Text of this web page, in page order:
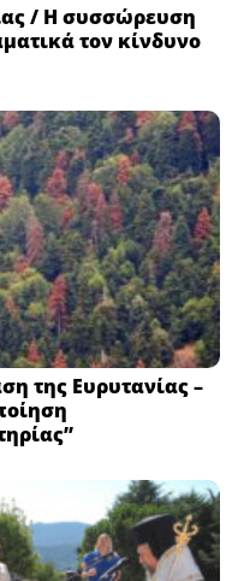
/ Η συσσώρευση
τον κίνδυνο
της Ευρυτανίας –